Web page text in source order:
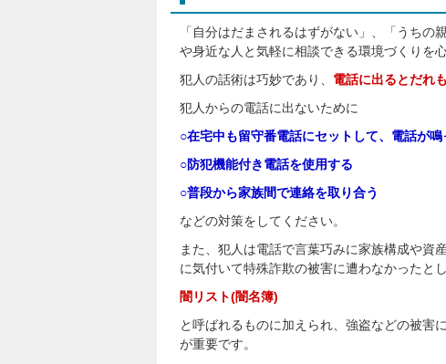
「自分はだまされるはずがない」、「うち
や身近な人と気軽に相談できる環境づくりを
犯人の話術は巧妙であり、 電話に出るとだれ
犯人からの電話に出ないために
○在宅中も留守番電話にセットして、電話が
○防犯機能付き電話を使用する
○普段から家族間で連絡を取り合う
などの対策をしてください。
また、犯人は電話で言葉巧みに家族構成や資
に気付いて特殊詐欺の被害に遭わなかったと
闇リスト(闇名簿)
と呼ばれるものに加えられ、強盗などの被害
が重要です。